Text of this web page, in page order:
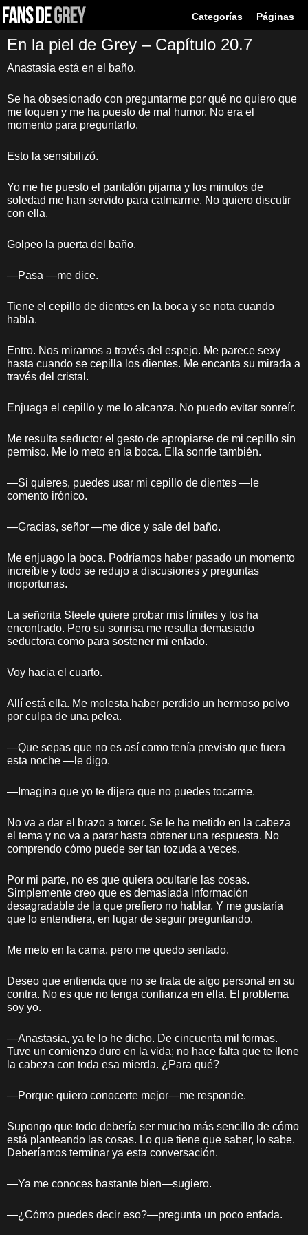
Categorías Páginas
En la piel de Grey – Capítulo 20.7
Anastasia está en el baño.
Se ha obsesionado con preguntarme por qué no quiero que
me toquen y me ha puesto de mal humor. No era el
momento para preguntarlo.
Esto la sensibilizó.
Yo me he puesto el pantalón pijama y los minutos de
soledad me han servido para calmarme. No quiero discutir
con ella.
Golpeo la puerta del baño.
—Pasa —me dice.
Tiene el cepillo de dientes en la boca y se nota cuando
habla.
Entro. Nos miramos a través del espejo. Me parece sexy
hasta cuando se cepilla los dientes. Me encanta su mirada a
través del cristal.
Enjuaga el cepillo y me lo alcanza. No puedo evitar sonreír.
Me resulta seductor el gesto de apropiarse de mi cepillo sin
permiso. Me lo meto en la boca. Ella sonríe también.
—Si quieres, puedes usar mi cepillo de dientes —le
comento irónico.
—Gracias, señor —me dice y sale del baño.
Me enjuago la boca. Podríamos haber pasado un momento
increíble y todo se redujo a discusiones y preguntas
inoportunas.
La señorita Steele quiere probar mis límites y los ha
encontrado. Pero su sonrisa me resulta demasiado
seductora como para sostener mi enfado.
Voy hacia el cuarto.
Allí está ella. Me molesta haber perdido un hermoso polvo
por culpa de una pelea.
—Que sepas que no es así como tenía previsto que fuera
esta noche —le digo.
—Imagina que yo te dijera que no puedes tocarme.
No va a dar el brazo a torcer. Se le ha metido en la cabeza
el tema y no va a parar hasta obtener una respuesta. No
comprendo cómo puede ser tan tozuda a veces.
Por mi parte, no es que quiera ocultarle las cosas.
Simplemente creo que es demasiada información
desagradable de la que prefiero no hablar. Y me gustaría
que lo entendiera, en lugar de seguir preguntando.
Me meto en la cama, pero me quedo sentado.
Deseo que entienda que no se trata de algo personal en su
contra. No es que no tenga confianza en ella. El problema
soy yo.
—Anastasia, ya te lo he dicho. De cincuenta mil formas.
Tuve un comienzo duro en la vida; no hace falta que te llene
la cabeza con toda esa mierda. ¿Para qué?
—Porque quiero conocerte mejor—me responde.
Supongo que todo debería ser mucho más sencillo de cómo
está planteando las cosas. Lo que tiene que saber, lo sabe.
Deberíamos terminar ya esta conversación.
—Ya me conoces bastante bien—sugiero.
—¿Cómo puedes decir eso?—pregunta un poco enfada.